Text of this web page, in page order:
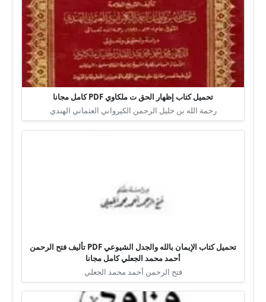
تحميل كتاب إظهار الحق ت ملكاوي PDF كامل مجانا
رحمة الله بن خليل الرحمن الكيرواني العثماني الهندي
تحميل كتاب الإيمان بالله والجدل الشيوعي PDF تأليف فتح الرحمن
أحمد محمد الجعلي كامل مجانا
فتح الرحمن أحمد محمد الجعلي